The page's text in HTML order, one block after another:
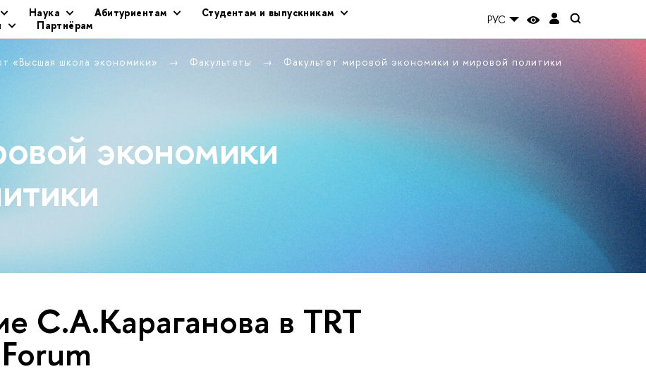
Наука Абитуриентам
Студентам и выпускникам
Партнёрам РУС
«Высшая школа экономики» Факультеты
Факультет мировой экономики и мировой политики
экономики
С.А.Караганова в TRT